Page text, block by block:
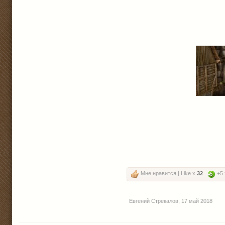
Мне нравится | Like x 32 +5
Евгений Стрекалов 17 май 2018